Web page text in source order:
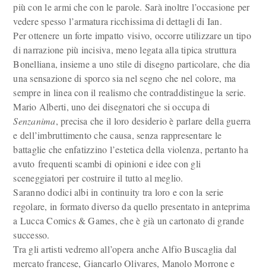
più con le armi che con le parole. Sarà inoltre l’occasione per
vedere spesso l’armatura ricchissima di dettagli di Ian.
Per ottenere un forte impatto visivo, occorre utilizzare un tipo
di narrazione più incisiva, meno legata alla tipica struttura
Bonelliana, insieme a uno stile di disegno particolare, che dia
una sensazione di sporco sia nel segno che nel colore, ma
sempre in linea con il realismo che contraddistingue la serie.
Mario Alberti, uno dei disegnatori che si occupa di
Senzanima, precisa che il loro desiderio è parlare della guerra
e dell’imbruttimento che causa, senza rappresentare le
battaglie che enfatizzino l’estetica della violenza, pertanto ha
avuto frequenti scambi di opinioni e idee con gli
sceneggiatori per costruire il tutto al meglio.
Saranno dodici albi in continuity tra loro e con la serie
regolare, in formato diverso da quello presentato in anteprima
a Lucca Comics & Games, che è già un cartonato di grande
successo.
Tra gli artisti vedremo all’opera anche Alfio Buscaglia dal
mercato francese, Giancarlo Olivares, Manolo Morrone e